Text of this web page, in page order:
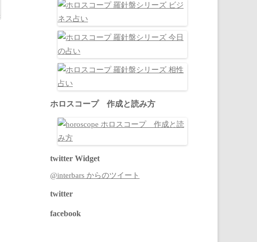
ホロスコープ 作成と読み方
twitter Widget
@interbars からのツイート
twitter
facebook